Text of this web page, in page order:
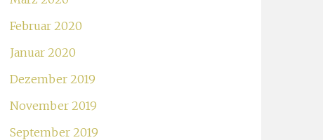
Februar 2020
Januar 2020
Dezember 2019
November 2019
September 2019